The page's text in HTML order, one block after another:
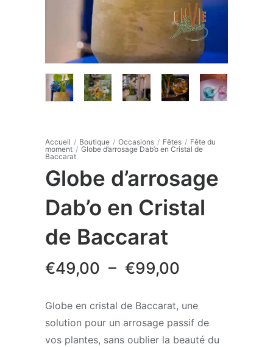
Accueil / Boutique / Occasions / Fêtes / Fête du
moment / Globe d’arrosage Dab’o en Cristal de
Baccarat
Globe d’arrosage
Dab’o en Cristal
de Baccarat
€49,00 – €99,00
prix :
€49,00
Globe en cristal de Baccarat, une
solution pour un arrosage passif de
vos plantes, sans oublier la beauté du